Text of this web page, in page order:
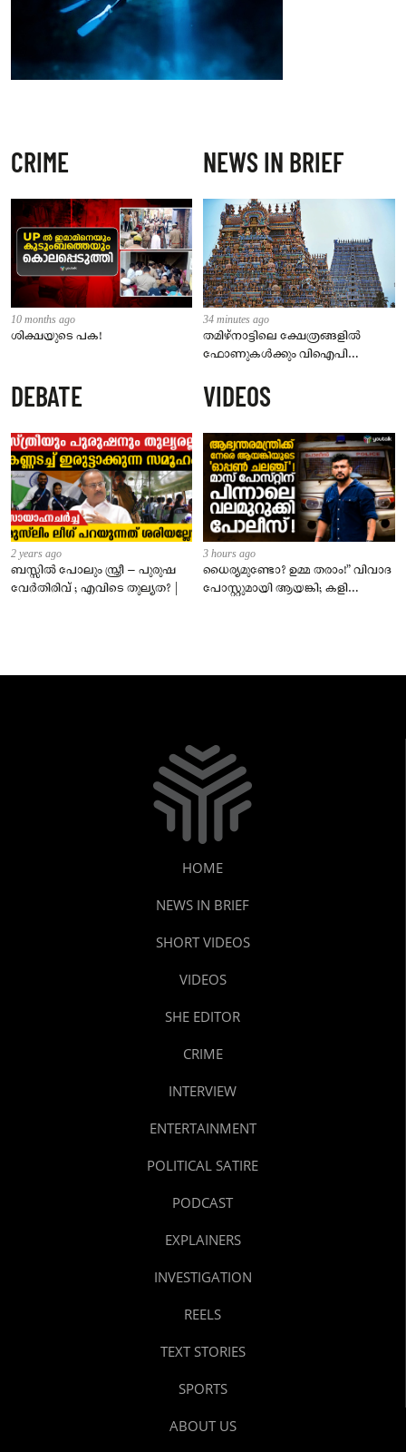
CRIME
10 months ago
ശിക്ഷയുടെ പക!
NEWS IN BRIEF
34 minutes ago
തമിഴ്‌നാട്ടിലെ ക്ഷേത്രങ്ങളിൽ
ഫോണുകൾക്കും വിഐപി
സെപ്റ്റംബർ 1 മുതൽ നിലവിൽ
വരും
DEBATE
2 years ago
ബസ്സിൽ പോലും സ്ത്രീ – പുരുഷ
വേർതിരിവ് ; എവിടെ തുല്യത? |
VIDEOS
3 hours ago
ധൈര്യമുണ്ടോ? ഉമ്മ തരാം!” വിവാദ
പോസ്റ്റുമായി ആയങ്കി; കളി
HOME
NEWS IN BRIEF
SHORT VIDEOS
VIDEOS
SHE EDITOR
CRIME
INTERVIEW
ENTERTAINMENT
POLITICAL SATIRE
PODCAST
EXPLAINERS
INVESTIGATION
REELS
TEXT STORIES
SPORTS
ABOUT US